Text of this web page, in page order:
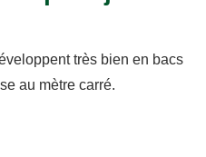
très bien en bacs
au mètre carré.